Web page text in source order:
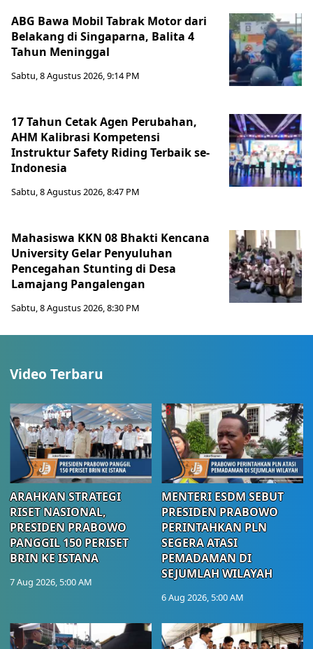
ABG Bawa Mobil Tabrak Motor dari
Belakang di Singaparna, Balita 4
Tahun Meninggal
Sabtu, 8 Agustus 2026, 9:14 PM
17 Tahun Cetak Agen Perubahan,
AHM Kalibrasi Kompetensi
Instruktur Safety Riding Terbaik se-
Indonesia
Sabtu, 8 Agustus 2026, 8:47 PM
Mahasiswa KKN 08 Bhakti Kencana
University Gelar Penyuluhan
Pencegahan Stunting di Desa
Lamajang Pangalengan
Sabtu, 8 Agustus 2026, 8:30 PM
Video Terbaru
ARAHKAN STRATEGI
RISET NASIONAL,
PRESIDEN PRABOWO
PANGGIL 150 PERISET
BRIN KE ISTANA
7 Aug 2026, 5:00 AM
MENTERI ESDM SEBUT
PRESIDEN PRABOWO
PERINTAHKAN PLN
SEGERA ATASI
PEMADAMAN DI
SEJUMLAH WILAYAH
6 Aug 2026, 5:00 AM